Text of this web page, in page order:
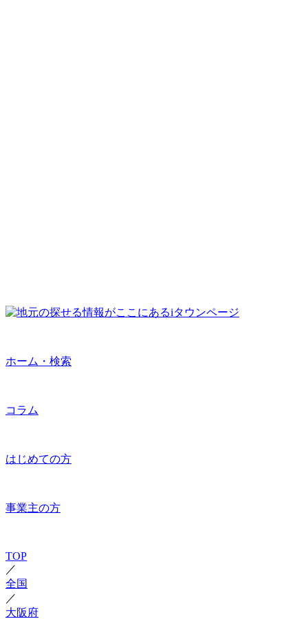
ホーム・検索
コラム
はじめての方
事業主の方
TOP
／
全国
／
大阪府